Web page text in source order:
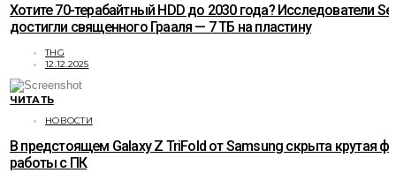
Хотите 70-терабайтный HDD до 2030 года? Исследователи
достигли священного Грааля — 7 ТБ на пластину
THG
12.12.2025
ЧИТАТЬ
НОВОСТИ
В предстоящем Galaxy Z TriFold от Samsung скрыта крутая
работы с ПК